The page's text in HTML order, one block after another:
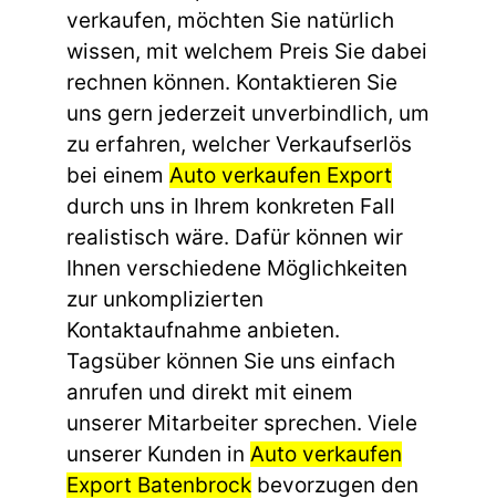
verkaufen, möchten Sie natürlich
wissen, mit welchem Preis Sie dabei
rechnen können. Kontaktieren Sie
uns gern jederzeit unverbindlich, um
zu erfahren, welcher Verkaufserlös
bei einem Auto verkaufen Export
durch uns in Ihrem konkreten Fall
realistisch wäre. Dafür können wir
Ihnen verschiedene Möglichkeiten
zur unkomplizierten
Kontaktaufnahme anbieten.
Tagsüber können Sie uns einfach
anrufen und direkt mit einem
unserer Mitarbeiter sprechen. Viele
unserer Kunden in Auto verkaufen
Export Batenbrock bevorzugen den